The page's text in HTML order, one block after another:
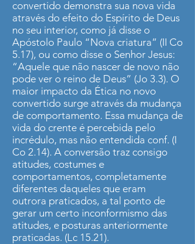
convertido demonstra sua nova vida
através do efeito do Espírito de Deus
no seu interior, como já disse o
Apóstolo Paulo “Nova criatura” (II Co
5.17), ou como disse o Senhor Jesus:
“Aquele que não nascer de novo não
pode ver o reino de Deus” (Jo 3.3). O
maior impacto da Ética no novo
convertido surge através da mudança
de comportamento. Essa mudança de
vida do crente é percebida pelo
incrédulo, mas não entendida conf. (I
Co 2.14). A conversão traz consigo
atitudes, costumes e
comportamentos, completamente
diferentes daqueles que eram
outrora praticados, a tal ponto de
gerar um certo inconformismo das
atitudes, e posturas anteriormente
praticadas. (Lc 15.21).